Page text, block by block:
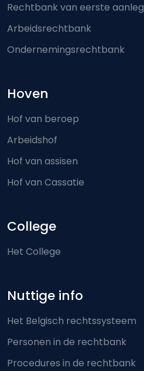
Rechtbank van eerste aanleg
Arbeidsrechtbank
Ondernemingsrechtbank
Hoven
Hof van beroep
Arbeidshof
Hof van assisen
Hof van Cassatie
College
Het College
Nuttige info
Het Belgisch rechtssysteem
Personen in de rechtbank
Procedures in de rechtbank